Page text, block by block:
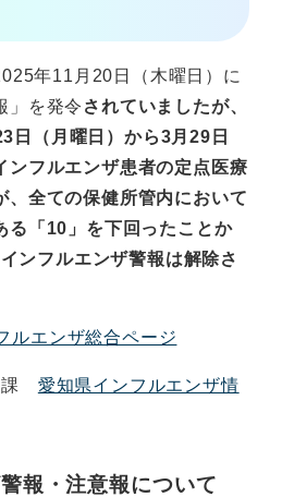
年11月20日（木曜日）に
」を発令 されていましたが、
日（月曜日）から3月29日
ンフルエンザ患者の定点医療
、全ての保健所管内において
る「10」を下回ったことか
ンフルエンザ警報は解除さ
ルエンザ総合ページ
課 愛知県インフルエンザ情
報・注意報について